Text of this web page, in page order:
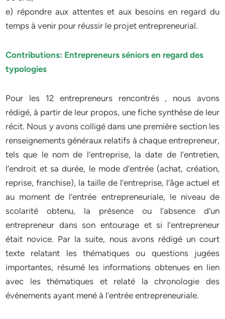
e) répondre aux attentes et aux besoins en regard du
temps à venir pour réussir le projet entrepreneurial.
Contributions: Entrepreneurs séniors en regard des
typologies
Pour les 12 entrepreneurs rencontrés , nous avons
rédigé, à partir de leur propos, une fiche synthèse de leur
récit. Nous y avons colligé dans une première section les
renseignements généraux relatifs à chaque entrepreneur,
tels que le nom de l’entreprise, la date de l’entretien,
l’endroit et sa durée, le mode d’entrée (achat, création,
reprise, franchise), la taille de l’entreprise, l’âge actuel et
au moment de l’entrée entrepreneuriale, le niveau de
scolarité obtenu, la présence ou l’absence d’un
entrepreneur dans son entourage et si l’entrepreneur
était novice. Par la suite, nous avons rédigé un court
texte relatant les thématiques ou questions jugées
importantes, résumé les informations obtenues en lien
avec les thématiques et relaté la chronologie des
évènements ayant mené à l’entrée entrepreneuriale.